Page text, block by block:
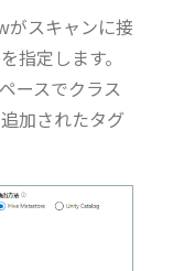
がスキャンに接
指定します。
ースでクラス
加されたタグ